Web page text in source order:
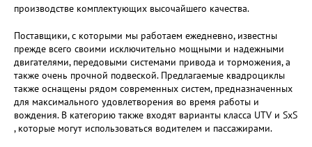
производстве комплектующих высочайшего качества.
Поставщики, с которыми мы работаем ежедневно, известны
прежде всего своими исключительно мощными и надежными
двигателями, передовыми системами привода и торможения, а
также очень прочной подвеской. Предлагаемые квадроциклы
также оснащены рядом современных систем, предназначенных
для максимального удовлетворения во время работы и
вождения. В категорию также входят варианты класса UTV и SxS
, которые могут использоваться водителем и пассажирами.